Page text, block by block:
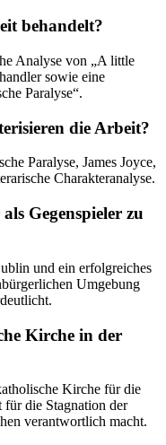
behandelt?
Analyse von „A little
sowie eine
Paralyse“.
die Arbeit?
Paralyse, James Joyce,
Charakteranalyse.
Gegenspieler zu
und ein erfolgreiches
Umgebung
Kirche in der
Kirche für die
die Stagnation der
verantwortlich macht.